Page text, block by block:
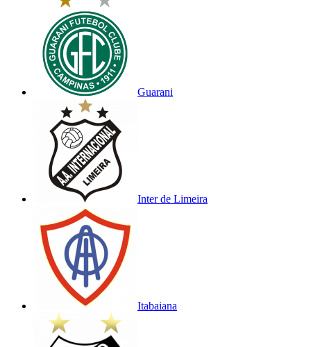
Guarani
Inter de Limeira
Itabaiana